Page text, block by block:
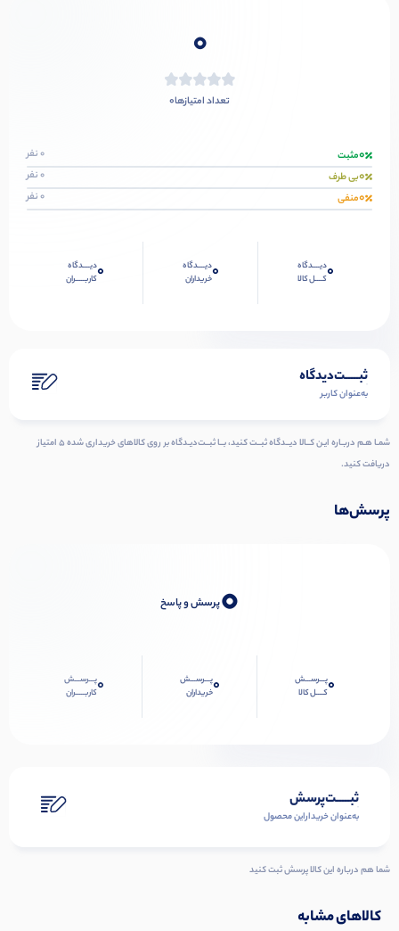
0
تعداد امتیازها0
0مثبت 0 نفر
0بی طرف 0 نفر
0منفی 0 نفر
0دیــــدگاه
کــــل کالا
0دیــــدگاه
خریداران
0دیــــدگاه
کاربـــــران
ثبـــــت‌دیدگاه
به‌عنوان کاربر
شمـا هـم دربـاره ایـن کــالا دیــدگاه ثبــت کنید، بــا ثبــت‌دیـدگاه بر روی کالاهای خریداری شده ۵ امتیاز
دریافت کنید.
پرسش‌ها
0پرسش و پاسخ
0پـــرســـش
کــــل کالا
0پـــرســـش
خریداران
0پـــرســـش
کاربـــــران
ثبـــــت‌پرسش
به‌عنوان ‌خریدار‌این‌ محصول
شما هم درباره این کالا پرسش ثبت کنید
کالاهای مشابه